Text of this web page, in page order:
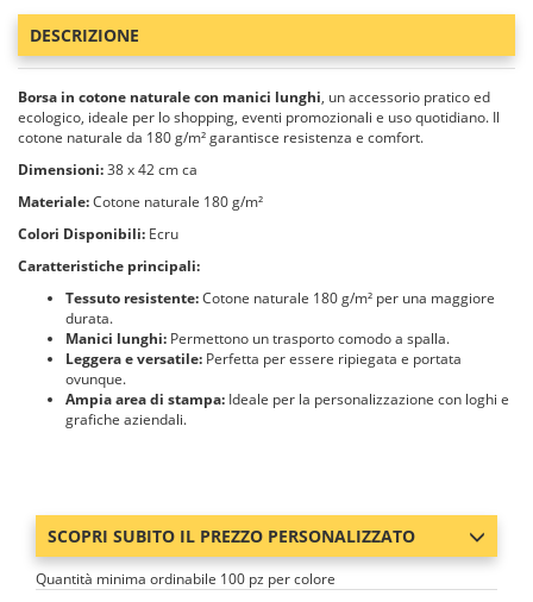
DESCRIZIONE
Borsa in cotone naturale con manici lunghi, un accessorio pratico ed
ecologico, ideale per lo shopping, eventi promozionali e uso quotidiano. Il
cotone naturale da 180 g/m² garantisce resistenza e comfort.
Dimensioni:38 x 42 cm ca
Materiale:Cotone naturale 180 g/m²
Colori Disponibili: Ecru
Caratteristiche principali:
Tessuto resistente:Cotone naturale 180 g/m² per una maggiore
durata.
Manici lunghi: Permettono un trasporto comodo a spalla.
Leggera e versatile: Perfetta per essere ripiegata e portata
ovunque.
Ampia area di stampa: Ideale per la personalizzazione con loghi e
grafiche aziendali.
SCOPRI SUBITO IL PREZZO PERSONALIZZATO
Quantità minima ordinabile 100 pz per colore